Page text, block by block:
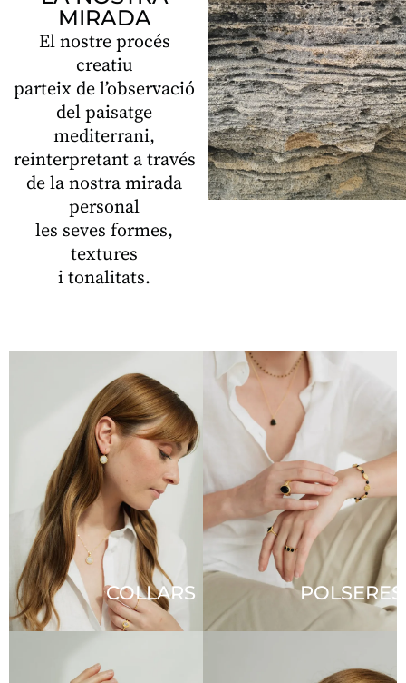
MIRADA
El nostre procés
creatiu
parteix de l’observació
del paisatge
mediterrani,
reinterpretant a través
de la nostra mirada
personal
les seves formes,
textures
i tonalitats.
COLLARS POLSERES